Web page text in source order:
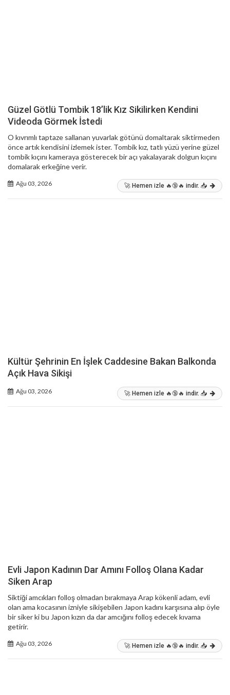
Güzel Götlü Tombik 18’lik Kız Sikilirken Kendini
Videoda Görmek İstedi
O kıvrımlı taptaze sallanan yuvarlak götünü domaltarak siktirmeden
önce artık kendisini izlemek ister. Tombik kız, tatlı yüzü yerine güzel
tombik kıçını kameraya gösterecek bir açı yakalayarak dolgun kıçını
domalarak erkeğine verir.
Ağu 03, 2026 🚀 Hemen izle 🔥🔞🔥 indir. 📥
Kültür Şehrinin En İşlek Caddesine Bakan Balkonda
Açık Hava Sikişi
Ağu 03, 2026 🚀 Hemen izle 🔥🔞🔥 indir. 📥
Evli Japon Kadının Dar Amını Folloş Olana Kadar
Siken Arap
Siktiği amcıkları folloş olmadan bırakmaya Arap kökenli adam, evli
olan ama kocasının izniyle sikişebilen Japon kadını karşısına alıp öyle
bir siker ki bu Japon kızın da dar amcığını folloş edecek kıvama
getirir.
Ağu 03, 2026 🚀 Hemen izle 🔥🔞🔥 indir. 📥